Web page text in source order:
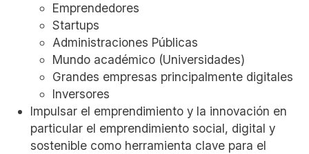
Emprendedores
Startups
Administraciones Públicas
Mundo académico (Universidades)
Grandes empresas principalmente digitales
Inversores
Impulsar el emprendimiento y la innovación en
particular el emprendimiento social, digital y
sostenible como herramienta clave para el